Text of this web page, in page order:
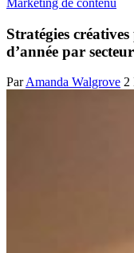
Marketing de contenu
Stratégies
d’année par secteur
ParAmanda Walgrove 2